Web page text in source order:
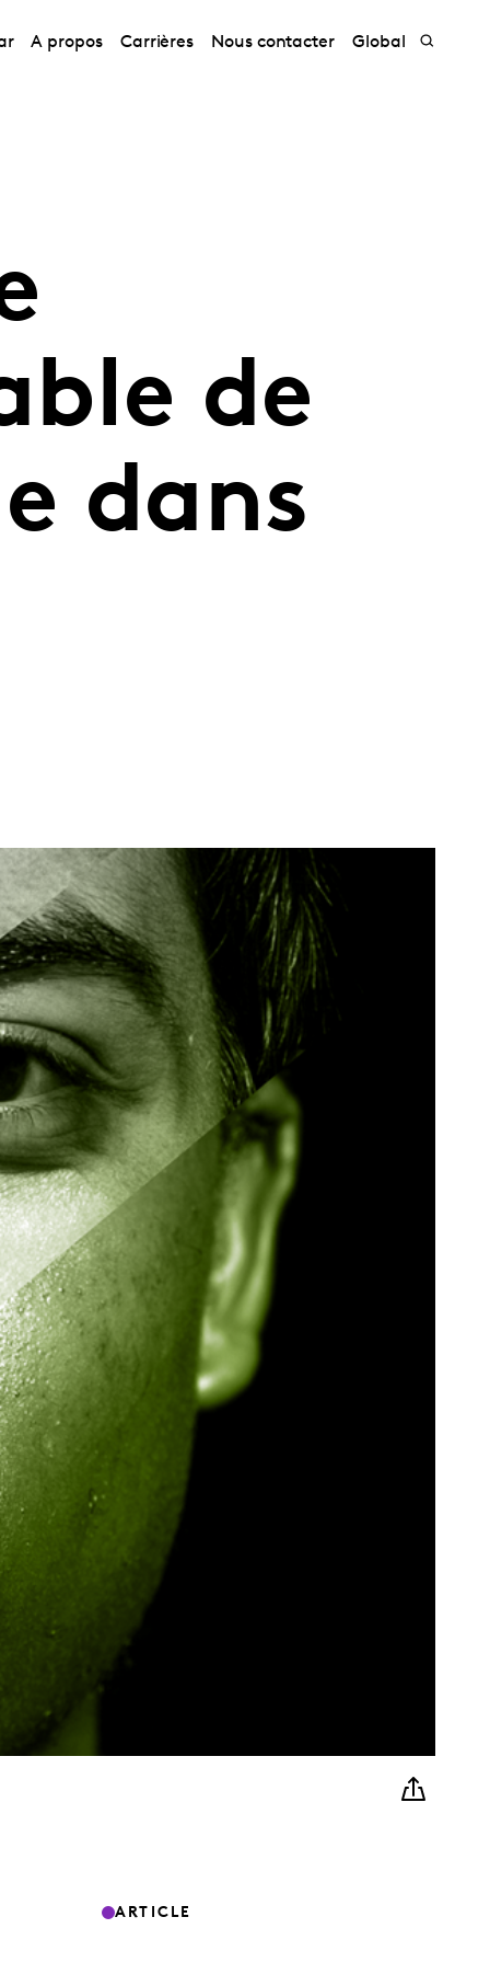
A propos Carrières Nous contacter Global
de
dans
ARTICLE